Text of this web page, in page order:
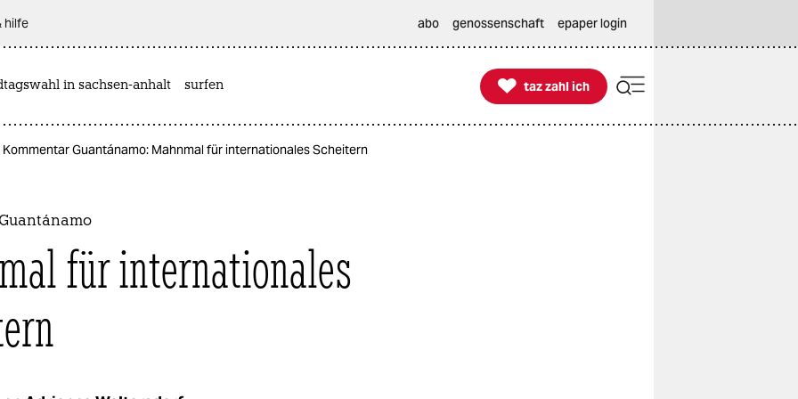
hilfe abo genossenschaft epaper login
in sachsen-anhalt surfen 
taz zahl ich
taz zahl ich
Kommentar Guantánamo: Mahnmal für internationales Scheitern
für internationales